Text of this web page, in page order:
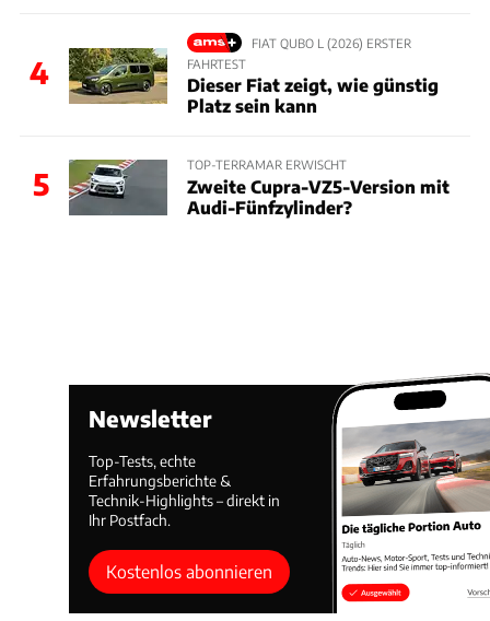
4
FIAT QUBO L (2026) ERSTER
FAHRTEST
Dieser Fiat zeigt, wie günstig
Platz sein kann
5
TOP-TERRAMAR ERWISCHT
Zweite Cupra-VZ5-Version mit
Audi-Fünfzylinder?
Newsletter
Top-Tests, echte
Erfahrungsberichte &
Technik-Highlights – direkt in
Ihr Postfach.
Kostenlos abonnieren